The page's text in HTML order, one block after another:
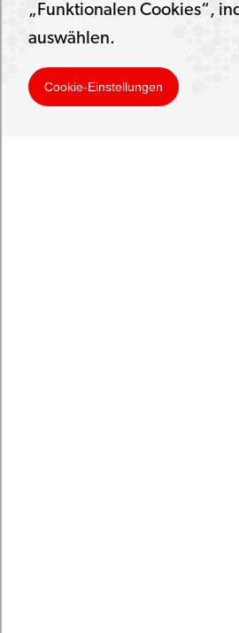
„Funktionalen Cookies“,
auswählen.
Cookie-Einstellungen